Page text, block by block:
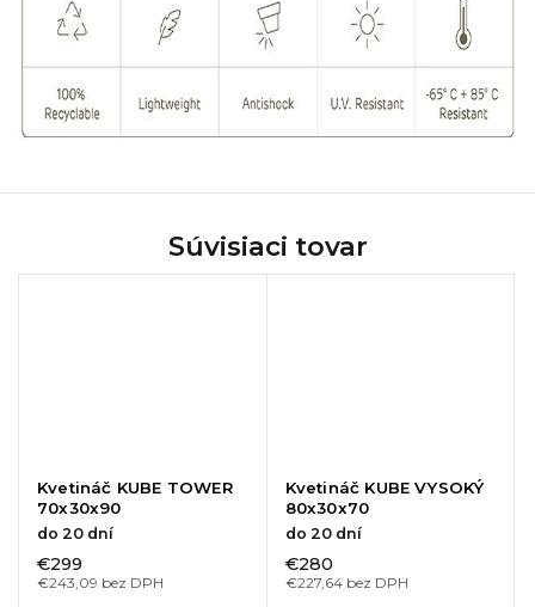
Súvisiaci tovar
Kvetináč KUBE TOWER
70x30x90
do 20 dní
€243,09 bez DPH
€299
Kvetináč KUBE VYSOKÝ
80x30x70
do 20 dní
€227,64 bez DPH
€280